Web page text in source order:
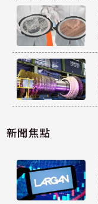
新聞焦點